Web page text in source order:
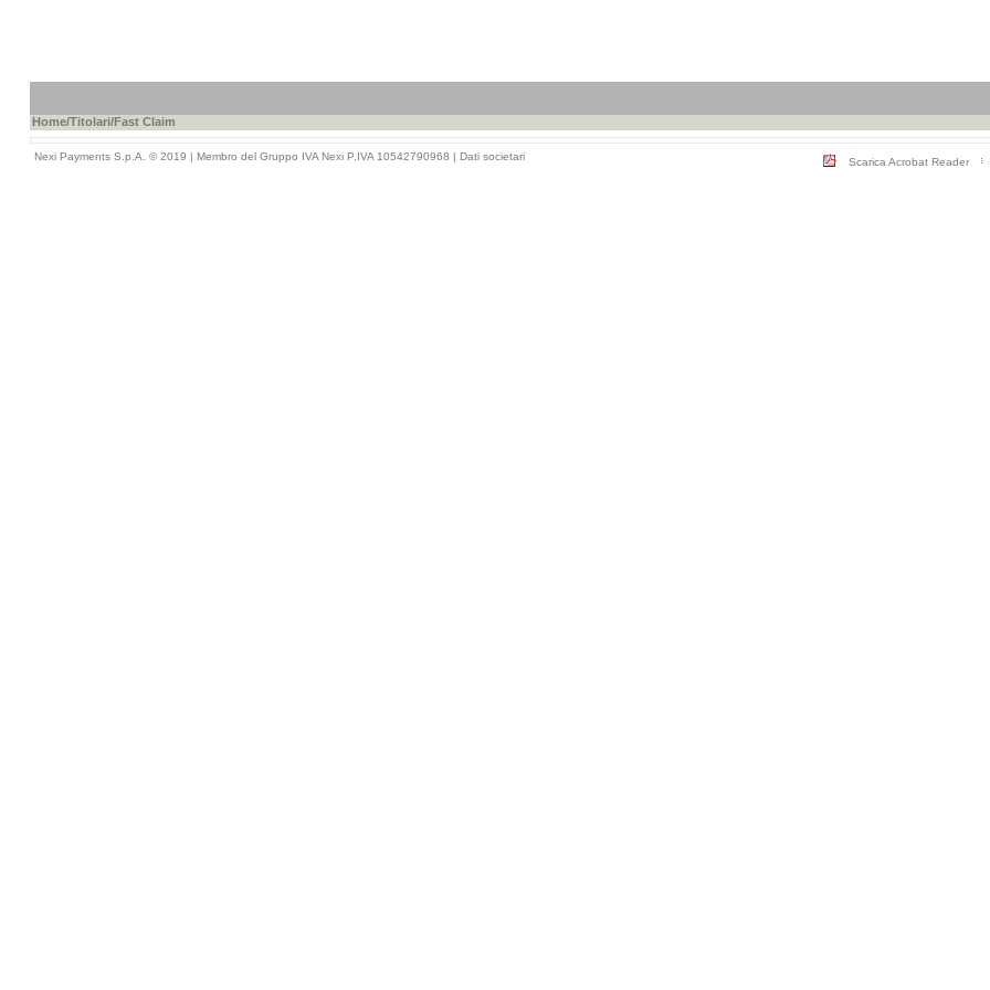
Home/Titolari/Fast Claim
Nexi Payments S.p.A. © 2019 | Membro del Gruppo IVA Nexi P.IVA 10542790968 | Dati societari Scarica Acrobat Reader